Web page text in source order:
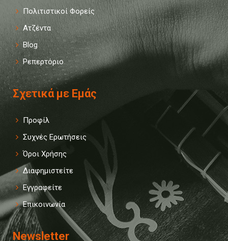
Πολιτιστικοί Φορείς
Ατζέντα
Blog
Ρεπερτόριο
Σχετικά με Εμάς
Προφίλ
Συχνές Ερωτήσεις
Όροι Χρήσης
Διαφημιστείτε
Εγγραφείτε
Επικοινωνία
Newsletter